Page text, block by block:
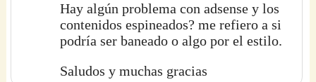
Hay algún problema con adsense y los
contenidos espineados? me refiero a si
podría ser baneado o algo por el estilo.
Saludos y muchas gracias